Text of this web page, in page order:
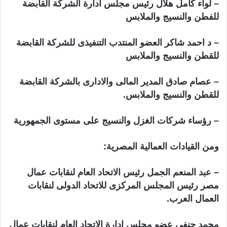
– لواء كامل هلال رئيس مجلس ادارة الشركة القابضة
للفطن والنسيج والملابس
– د احمد شاكر العضو المنتدب التنفيذى للشركة القابضة
للقطن والنسيج والملابس
– عصام صادق المدير المالى والادارى بالشركة القابضة
للقطن والنسيج والملابس.
– رؤساء شركات الغزل والنسيج على مستوى الجمهورية
ومن القيادات العمالية المصرية:
– عبد المنعم الجمل رئيس الاتحاد العام لنقابات عمال
مصر رئيس المجلس المركزى للاتحاد الدولى لنقابات
العمال العرب.
محمد حنفى عضو مجلس ادارة الاتحاد العام لنقابات عمال